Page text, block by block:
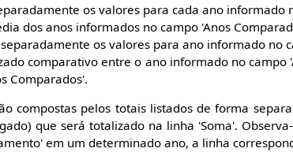
os valores para cada ano informado
dos anos informados no campo 'Anos
os valores para ano informado no
comparativo entre o ano informado no campo
Comparados'.
compostas pelos totais listados de forma
que será totalizado na linha 'Soma'.
em um determinado ano, a linha